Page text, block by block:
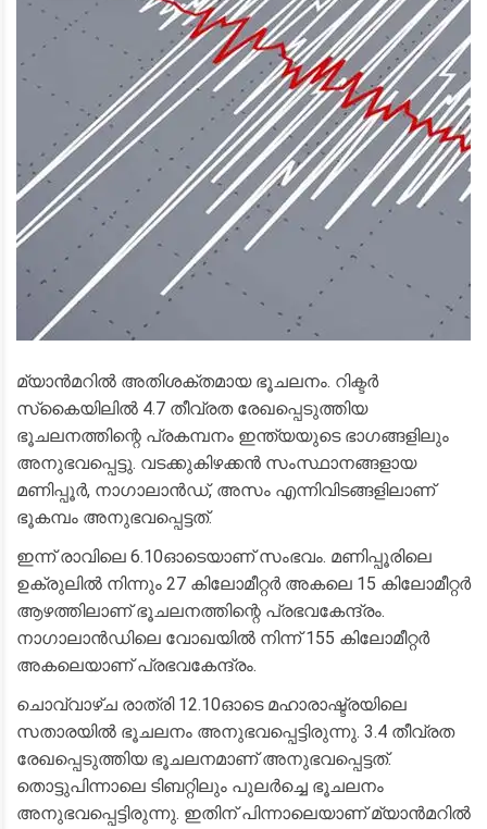
മ്യാൻമറിൽ അതിശക്തമായ ഭൂചലനം. റിക്ടർ
സ്‌കൈയിലിൽ 4.7 തീവ്രത രേഖപ്പെടുത്തിയ
ഭൂചലനത്തിന്റെ പ്രകമ്പനം ഇന്ത്യയുടെ ഭാഗങ്ങളിലും
അനുഭവപ്പെട്ടു. വടക്കുകിഴക്കൻ സംസ്ഥാനങ്ങളായ
മണിപ്പൂർ, നാഗാലാൻഡ്, അസം എന്നിവിടങ്ങളിലാണ്
ഭൂകമ്പം അനുഭവപ്പെട്ടത്.
ഇന്ന് രാവിലെ 6.10ഓടെയാണ് സംഭവം. മണിപ്പൂരിലെ
ഉക്രുലിൽ നിന്നും 27 കിലോമീറ്റർ അകലെ 15 കിലോമീറ്റർ
ആഴത്തിലാണ് ഭൂചലനത്തിന്റെ പ്രഭവകേന്ദ്രം.
നാഗാലാൻഡിലെ വോഖയിൽ നിന്ന് 155 കിലോമീറ്റർ
അകലെയാണ് പ്രഭവകേന്ദ്രം.
ചൊവ്വാഴ്ച രാത്രി 12.10ഓടെ മഹാരാഷ്ട്രയിലെ
സതാരയിൽ ഭൂചലനം അനുഭവപ്പെട്ടിരുന്നു. 3.4 തീവ്രത
രേഖപ്പെടുത്തിയ ഭൂചലനമാണ് അനുഭവപ്പെട്ടത്.
തൊട്ടുപിന്നാലെ ടിബറ്റിലും പുലർച്ചെ ഭൂചലനം
അനുഭവപ്പെട്ടിരുന്നു. ഇതിന് പിന്നാലെയാണ് മ്യാൻമറിൽ